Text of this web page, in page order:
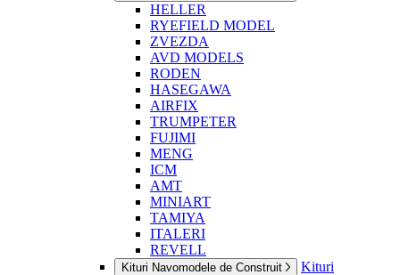
HELLER
RYEFIELD MODEL
ZVEZDA
AVD MODELS
RODEN
HASEGAWA
AIRFIX
TRUMPETER
FUJIMI
MENG
ICM
AMT
MINIART
TAMIYA
ITALERI
REVELL
Kituri Navomodele de Construit
Kituri